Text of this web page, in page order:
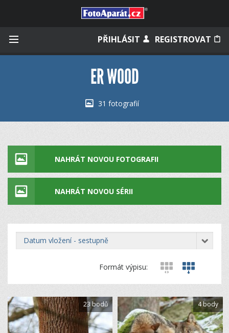
PŘIHLÁSIT REGISTROVAT
Měli jste účet na starém webu?
ER WOOD
31 fotografií
NAHRÁT NOVOU FOTOGRAFII
NAHRÁT NOVOU SÉRII
datum vložení - sestupně
Formát výpisu:
23 bodů 4 body